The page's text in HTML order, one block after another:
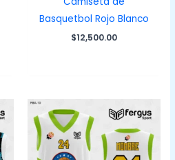
Basquetbol Rojo Blanco
$12,500.00